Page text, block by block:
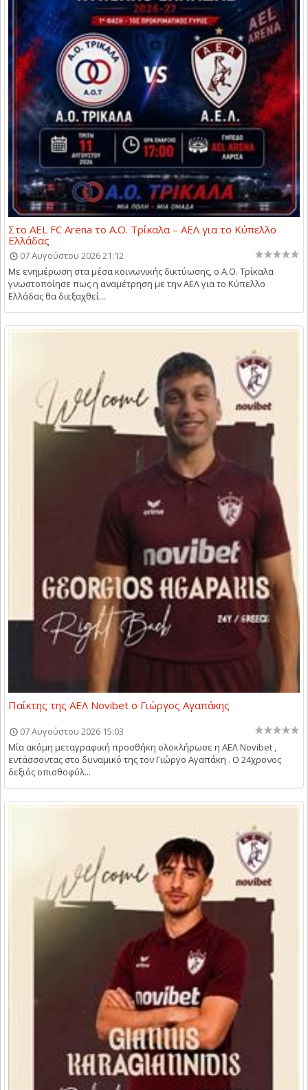
Στο AEL FC Arena το Α.Ο. Τρίκαλα – ΑΕΛ για το Κύπελλο
Ελλάδας
07 Αυγούστου 2026 21:12
Με ενημέρωση στα μέσα κοινωνικής δικτύωσης, ο Α.Ο. Τρίκαλα
γνωστοποίησε πως η αναμέτρηση με την ΑΕΛ για το Κύπελλο
Ελλάδας θα διεξαχθεί...
Παίκτης της ΑΕΛ Novibet ο Γιώργος Αγαπάκης
07 Αυγούστου 2026 15:03
Μία ακόμη μεταγραφική προσθήκη ολοκλήρωσε η ΑΕΛ Novibet ,
εντάσσοντας στο δυναμικό της τον Γιώργο Αγαπάκη . Ο 24χρονος
δεξιός οπισθοφύλ...